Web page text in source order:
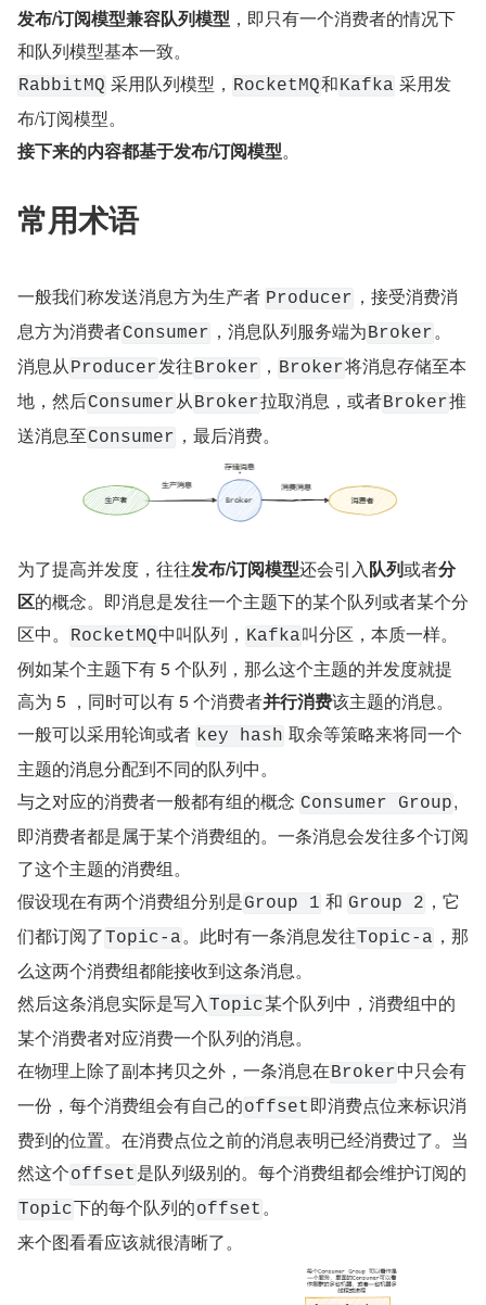
发布/订阅模型兼容队列模型 ，即只有一个消费者的情况下
和队列模型基本一致。
RabbitMQ 采用队列模型， RocketMQ和Kafka 采用发
布/订阅模型。
接下来的内容都基于发布/订阅模型。
常用术语
一般我们称发送消息方为生产者 Producer ，接受消费消
息方为消费者Consumer ，消息队列服务端为Broker。
消息从Producer发往Broker ， Broker将消息存储至本
地，然后Consumer从Broker拉取消息，或者Broker推
送消息至Consumer ，最后消费。
为了提高并发度，往往发布/订阅模型还会引入队列或者分
区的概念。即消息是发往一个主题下的某个队列或者某个分
区中。
RocketMQ中叫队列， Kafka叫分区，本质一样。
例如某个主题下有 5 个队列，那么这个主题的并发度就提
高为 5 ，同时可以有 5 个消费者并行消费该主题的消息。
一般可以采用轮询或者 key hash 取余等策略来将同一个
主题的消息分配到不同的队列中。
与之对应的消费者一般都有组的概念 Consumer Group,
即消费者都是属于某个消费组的。一条消息会发往多个订阅
了这个主题的消费组。
假设现在有两个消费组分别是Group 1 和 Group 2 ，它
们都订阅了Topic-a。此时有一条消息发往Topic-a ，那
么这两个消费组都能接收到这条消息。
然后这条消息实际是写入Topic某个队列中，消费组中的
某个消费者对应消费一个队列的消息。
在物理上除了副本拷贝之外，一条消息在Broker中只会有
一份，每个消费组会有自己的offset 即消费点位来标识消
费到的位置。在消费点位之前的消息表明已经消费过了。当
然这个offset 是队列级别的。每个消费组都会维护订阅的
Topic下的每个队列的offset 。
来个图看看应该就很清晰了。